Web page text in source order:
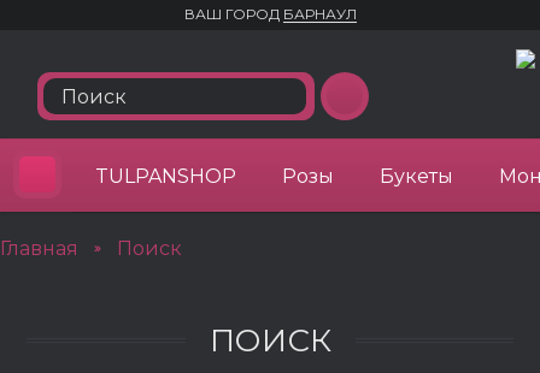
ВАШ ГОРОД БАРНАУЛ
TULPANSHOP Розы Букеты
Главная » Поиск
ПОИСК